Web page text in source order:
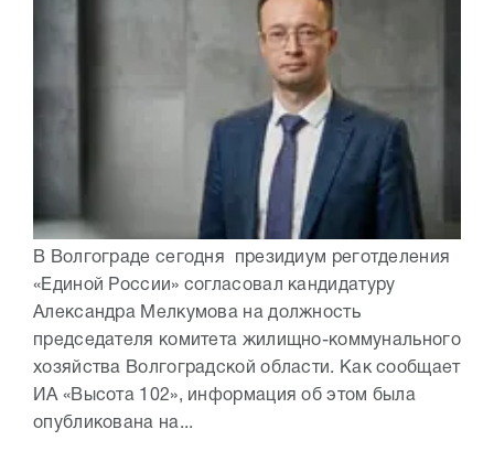
В Волгограде сегодня президиум реготделения
«Единой России» согласовал кандидатуру
Александра Мелкумова на должность
председателя комитета жилищно-коммунального
хозяйства Волгоградской области. Как сообщает
ИА «Высота 102», информация об этом была
опубликована на...